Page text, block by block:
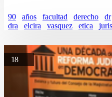
90 años facultad derecho dr
dra
elcira vasquez etica
18